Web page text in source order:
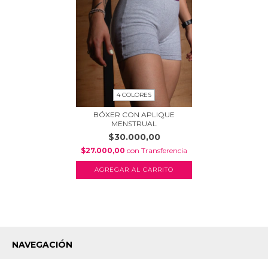
4 COLORES
BÓXER CON APLIQUE
MENSTRUAL
$30.000,00
$27.000,00 con Transferencia
AGREGAR AL CARRITO
NAVEGACIÓN